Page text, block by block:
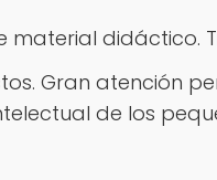
didáctico.
Gran atención
de los